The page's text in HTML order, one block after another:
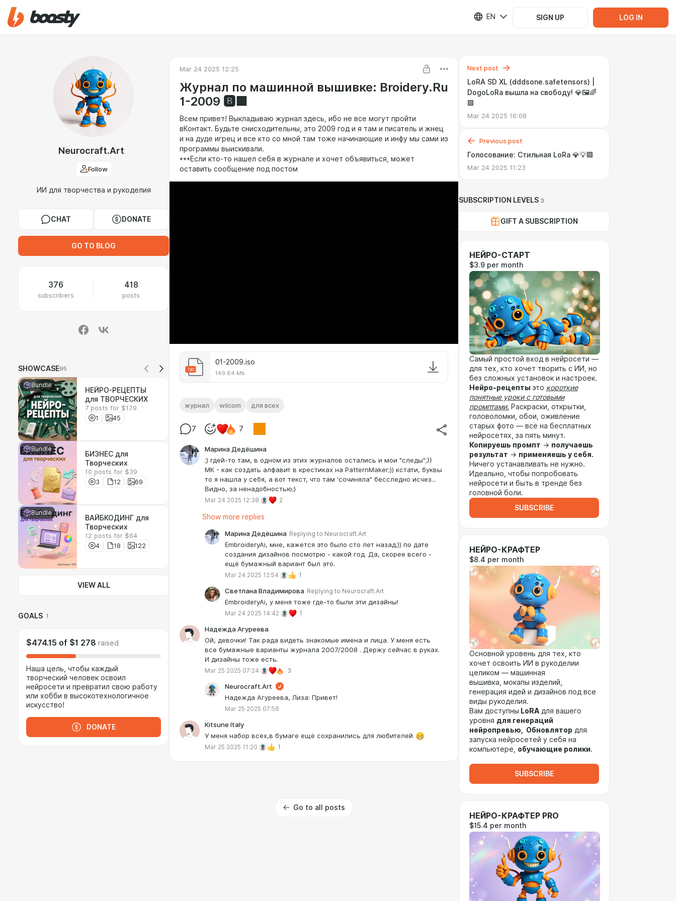
EN SIGN UP LOG IN
Neurocraft.Art
Follow
ИИ для творчества и рукоделия
CHAT DONATE
GO TO BLOG
376
subscribers
418
posts
SHOWCASE95
Bundle
НЕЙРО-РЕЦЕПТЫ
для ТВОРЧЕСКИХ
7 posts for $17.9
1
45
Bundle
БИЗНЕС для
Творческих
10 posts for $39
3
12 69
Bundle
ВАЙБКОДИНГ для
Творческих
12 posts for $64
4
18 122
VIEW ALL
GOALS 1
$474.15 of $1 278 raised
Наша цель, чтобы каждый
творческий человек освоил
нейросети и превратил свою работу
или хобби в высокотехнологичное
искусство!
DONATE
Mar 24 2025 12:25
Журнал по машинной вышивке: Broidery.Ru
1-2009 🅱️🟩
Всем привет! Выкладываю журнал здесь, ибо не все могут пройти
вКонтакт. Будьте снисходительны, это 2009 год и я там и писатель и жнец
и на дуде игрец и все кто со мной там тоже начинающие и инфу мы сами из
программы выискивали.
***Если кто-то нашел себя в журнале и хочет объявиться, может
оставить сообщение под постом
iso
01-2009.iso
149.64 Mb
журнал wilcom для всех
7 7
Марина Дедёшина
;) гдей-то там, в одном из этих журналов остались и мои "следы";))
МК - как создать алфавит в крестиках на PatternMaker;)) кстати, буквы
то я нашла у себя, а вот текст, что там 'сочиняла" бесследно исчез...
Видно, за ненадобностью;)
Mar 24 2025 12:38 2
Show more replies
Марина Дедёшина Replying to Neurocraft.Art
EmbroideryAi, мне, кажется это было сто лет назад;)) по дате
создания дизайнов посмотрю - какой год. Да, скорее всего -
ещё бумажный вариант был это.
Mar 24 2025 12:54 1
Светлана Владимирова Replying to Neurocraft.Art
EmbroideryAi, у меня тоже где-то были эти дизайны!
Mar 24 2025 14:42 1
Надежда Агуреева
Ой, девочки! Так рада видеть знакомые имена и лица. У меня есть
все бумажные варианты журнала 2007/2008 . Держу сейчас в руках.
И дизайны тоже есть.
Mar 25 2025 07:24 3
Neurocraft.Art
Надежда Агуреева, Лиза: Привет!
Mar 25 2025 07:56
Kitsune Italy
У меня набор всех,в бумаге ещё сохранились для любителей
Mar 25 2025 11:20 1
Go to all posts
Next post
LoRA SD XL (dddsone.safetensors) |
DogoLoRa вышла на свободу! 💎🖼️🌈
🟪
Mar 24 2025 16:08
Previous post
Голосование: Стильная LoRa 💎💡🟪
Mar 24 2025 11:23
SUBSCRIPTION LEVELS 3
GIFT A SUBSCRIPTION
НЕЙРО-СТАРТ
$3.9 per month
Самый простой вход в нейросети —
для тех, кто хочет творить с ИИ, но
без сложных установок и настроек.
Нейро-рецепты это короткие
понятные уроки с готовыми
промптами. Раскраски, открытки,
головоломки, обои, оживление
старых фото — всё на бесплатных
нейросетях, за пять минут.
Копируешь промпт → получаешь
результат → применяешь у себя.
Ничего устанавливать не нужно.
Идеально, чтобы попробовать
нейросети и быть в тренде без
головной боли.
SUBSCRIBE
НЕЙРО-КРАФТЕР
$8.4 per month
Основной уровень для тех, кто
хочет освоить ИИ в рукоделии
целиком — машинная
вышивка, мокапы изделий,
генерация идей и дизайнов под все
виды рукоделия.
Вам доступны LoRA для вашего
уровня для генераций
нейропревью, Обновлятор для
запуска нейросетей у себя на
компьютере, обучающие ролики.
SUBSCRIBE
НЕЙРО-КРАФТЕР PRO
$15.4 per month